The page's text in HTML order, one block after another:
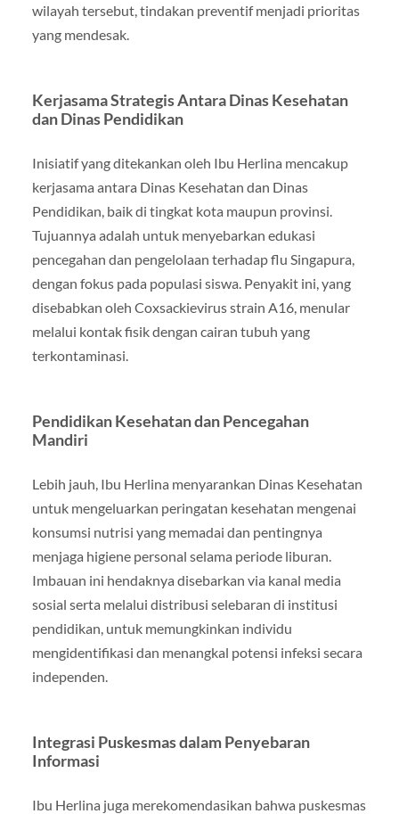
wilayah tersebut, tindakan preventif menjadi prioritas
yang mendesak.
Kerjasama Strategis Antara Dinas Kesehatan
dan Dinas Pendidikan
Inisiatif yang ditekankan oleh Ibu Herlina mencakup
kerjasama antara Dinas Kesehatan dan Dinas
Pendidikan, baik di tingkat kota maupun provinsi.
Tujuannya adalah untuk menyebarkan edukasi
pencegahan dan pengelolaan terhadap flu Singapura,
dengan fokus pada populasi siswa. Penyakit ini, yang
disebabkan oleh Coxsackievirus strain A16, menular
melalui kontak fisik dengan cairan tubuh yang
terkontaminasi.
Pendidikan Kesehatan dan Pencegahan
Mandiri
Lebih jauh, Ibu Herlina menyarankan Dinas Kesehatan
untuk mengeluarkan peringatan kesehatan mengenai
konsumsi nutrisi yang memadai dan pentingnya
menjaga higiene personal selama periode liburan.
Imbauan ini hendaknya disebarkan via kanal media
sosial serta melalui distribusi selebaran di institusi
pendidikan, untuk memungkinkan individu
mengidentifikasi dan menangkal potensi infeksi secara
independen.
Integrasi Puskesmas dalam Penyebaran
Informasi
Ibu Herlina juga merekomendasikan bahwa puskesmas